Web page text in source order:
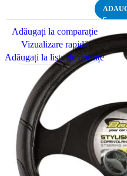
Adăugați la comparație
Vizualizare rapidă
Adăugați la lista de dorințe